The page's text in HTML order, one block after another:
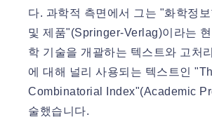
다. 과학적 측면에서 그는 "화학정
및 제품"(Springer-Verlag)이라는
학 기술을 개괄하는 텍스트와 고처
에 대해 널리 사용되는 텍스트인
Combinatorial Index"(Academic
술했습니다.